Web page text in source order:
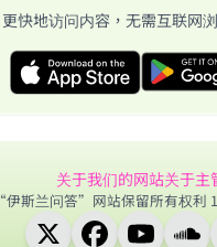
更快地访问内容，无需互联网
关于我们的网站关于主
“伊斯兰问答”网站保留所有权利